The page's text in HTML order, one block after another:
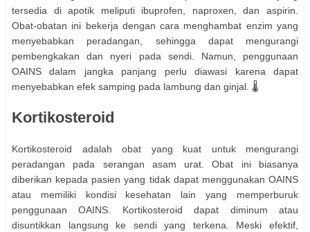
tersedia di apotik meliputi ibuprofen, naproxen, dan aspirin.
Obat-obatan ini bekerja dengan cara menghambat enzim yang
menyebabkan peradangan, sehingga dapat mengurangi
pembengkakan dan nyeri pada sendi. Namun, penggunaan
OAINS dalam jangka panjang perlu diawasi karena dapat
menyebabkan efek samping pada lambung dan ginjal. 🌡️
Kortikosteroid
Kortikosteroid adalah obat yang kuat untuk mengurangi
peradangan pada serangan asam urat. Obat ini biasanya
diberikan kepada pasien yang tidak dapat menggunakan OAINS
atau memiliki kondisi kesehatan lain yang memperburuk
penggunaan OAINS. Kortikosteroid dapat diminum atau
disuntikkan langsung ke sendi yang terkena. Meski efektif,